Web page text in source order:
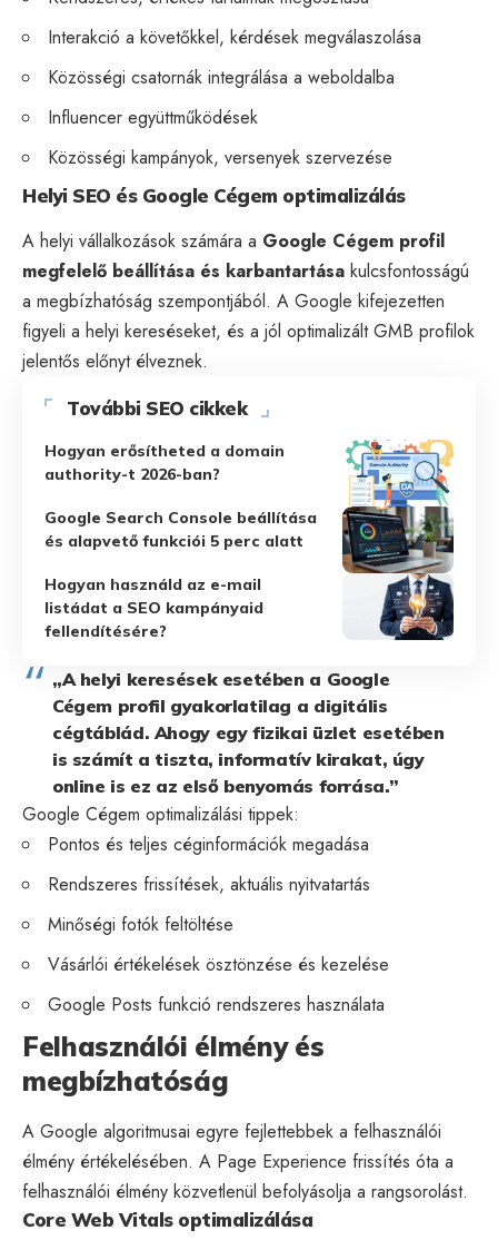
Interakció a követőkkel, kérdések megválaszolása
Közösségi csatornák integrálása a weboldalba
Influencer együttműködések
Közösségi kampányok, versenyek szervezése
Helyi SEO és Google Cégem optimalizálás
A helyi vállalkozások számára a Google Cégem profil
megfelelő beállítása és karbantartása kulcsfontosságú
a megbízhatóság szempontjából. A Google kifejezetten
figyeli a helyi kereséseket, és a jól optimalizált GMB profilok
jelentős előnyt élveznek.
További SEO cikkek
Hogyan erősítheted a domain
authority-t 2026-ban?
Google Search Console beállítása
és alapvető funkciói 5 perc alatt
Hogyan használd az e-mail
listádat a SEO kampányaid
fellendítésére?
„A helyi keresések esetében a Google
Cégem profil gyakorlatilag a digitális
cégtáblád. Ahogy egy fizikai üzlet esetében
is számít a tiszta, informatív kirakat, úgy
online is ez az első benyomás forrása.”
Google Cégem optimalizálási tippek:
Pontos és teljes céginformációk megadása
Rendszeres frissítések, aktuális nyitvatartás
Minőségi fotók feltöltése
Vásárlói értékelések ösztönzése és kezelése
Google Posts funkció rendszeres használata
Felhasználói élmény és
megbízhatóság
A Google algoritmusai egyre fejlettebbek a felhasználói
élmény értékelésében. A Page Experience frissítés óta a
felhasználói élmény közvetlenül befolyásolja a rangsorolást.
Core Web Vitals optimalizálása